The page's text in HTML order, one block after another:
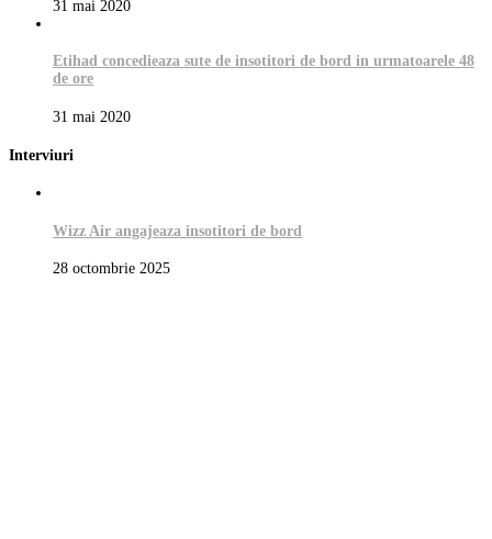
31 mai 2020
Etihad concedieaza sute de insotitori de bord in urmatoarele 48
de ore
31 mai 2020
Interviuri
Wizz Air angajeaza insotitori de bord
28 octombrie 2025